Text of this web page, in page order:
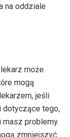
na oddziale
może
mogą
jeśli
dotyczące tego,
masz problemy
zmniejszyć